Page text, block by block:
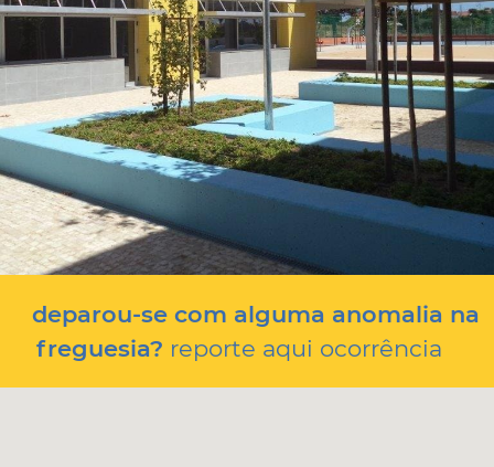
deparou-se com alguma anomalia na
freguesia? reporte aqui ocorrência